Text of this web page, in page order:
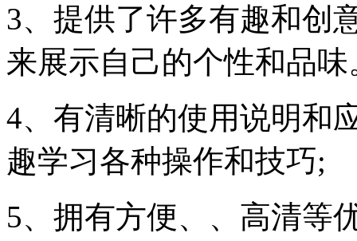
3、提供了许多有趣和创
来展示自己的个性和品味
4、有清晰的使用说明和
趣学习各种操作和技巧;
5、拥有方便、、高清等